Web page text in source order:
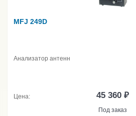
MFJ 249D
Анализатор антенн
Цена: 45 360 ₽
Под заказ